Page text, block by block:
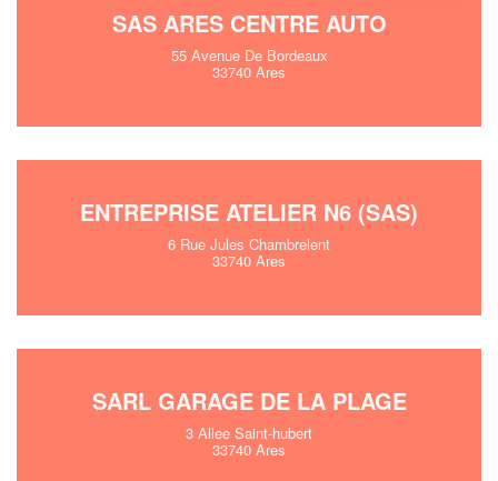
SAS ARES CENTRE AUTO
55 Avenue De Bordeaux
33740 Ares
ENTREPRISE ATELIER N6 (SAS)
6 Rue Jules Chambrelent
33740 Ares
SARL GARAGE DE LA PLAGE
3 Allee Saint-hubert
33740 Ares